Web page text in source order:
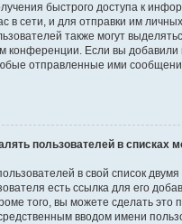
быстрого доступа к
в сети, и для отправки им
также могут
конференции. Если вы добавили
отправленные ими
пользователей в списках
в свой список
есть ссылка для его
того, вы можете сделать это
вводом имени